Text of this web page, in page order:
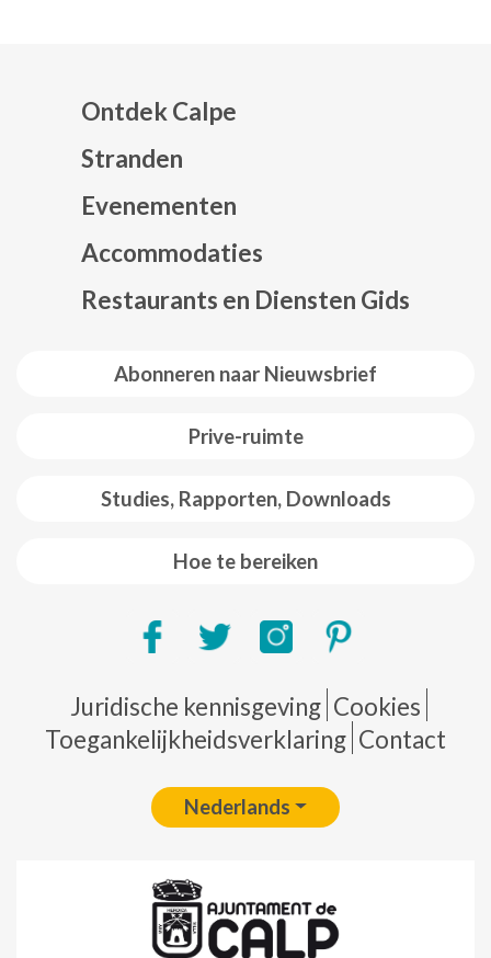
Abonneren naar Nieuwsbrief
Prive-ruimte
Studies, Rapporten, Downloads
Hoe te bereiken
Ontdek Calpe
Stranden
Evenementen
Accommodaties
Restaurants en Diensten Gids
Pie de página
Juridische kennisgeving Cookies
Toegankelijkheidsverklaring Contact
Nederlands